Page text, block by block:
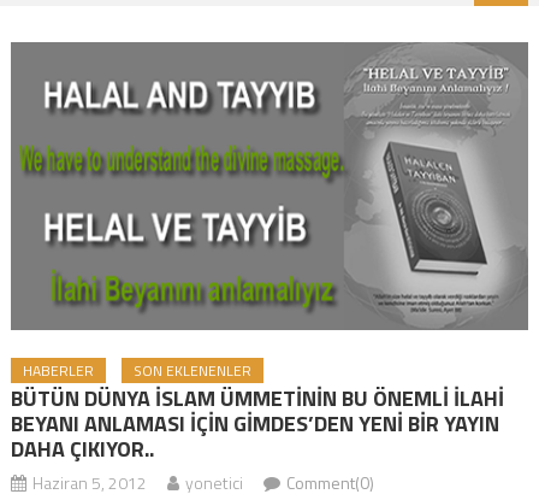
HABERLER SON EKLENENLER
BÜTÜN DÜNYA İSLAM ÜMMETİNİN BU ÖNEMLİ İLAHİ
BEYANI ANLAMASI İÇİN GİMDES’DEN YENİ BİR YAYIN
DAHA ÇIKIYOR..
Haziran 5, 2012 yonetici Comment(0)